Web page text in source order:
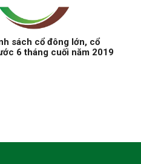
sách cổ đông lớn, cổ
6 tháng cuối năm 2019